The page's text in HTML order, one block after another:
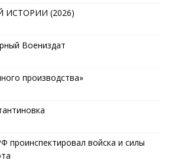
ИСТОРИИ (2026)
Воениздат
производства»
проинспектировал войска и силы